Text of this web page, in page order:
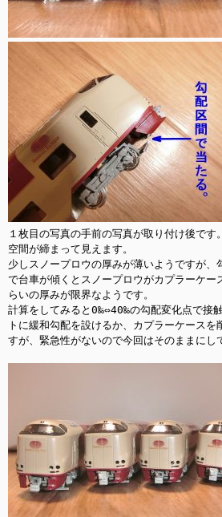
１枚目の写真の手前の写真が取り付け後です
空間が締まって見えます。
少しスノープロウの厚みが薄いようですが、
で台車が傾くとスノープロウがカプラーケー
らいの厚みが限界なようです。
計算をしてみると0‰⇔40‰の勾配変化点で接
トに緩和勾配を設けるか、カプラーケース
すが、緊急性がないので今回はそのままにし